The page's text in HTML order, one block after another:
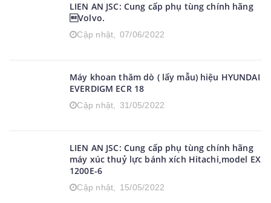
LIEN AN JSC: Cung cấp phụ tùng chính hãng
Volvo.
Cập nhật, 07/06/2022
Máy khoan thăm dò ( lấy mẫu) hiệu HYUNDAI
EVERDIGM ECR 18
Cập nhật, 31/05/2022
LIEN AN JSC: Cung cấp phụ tùng chính hãng
máy xúc thuỷ lực bánh xích Hitachi,model EX
1200E-6
Cập nhật, 15/05/2022